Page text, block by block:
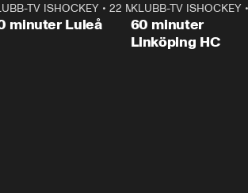
vaktar slottet.
1:00:28
TV ISHOCKEY •22 MAJ
minuter Luleå
Plus
KLUBB-TV ISHOCKEY•
60 minuter
Linköping HC